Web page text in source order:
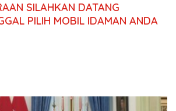
SILAHKAN DATANG
PILIH MOBIL IDAMAN ANDA